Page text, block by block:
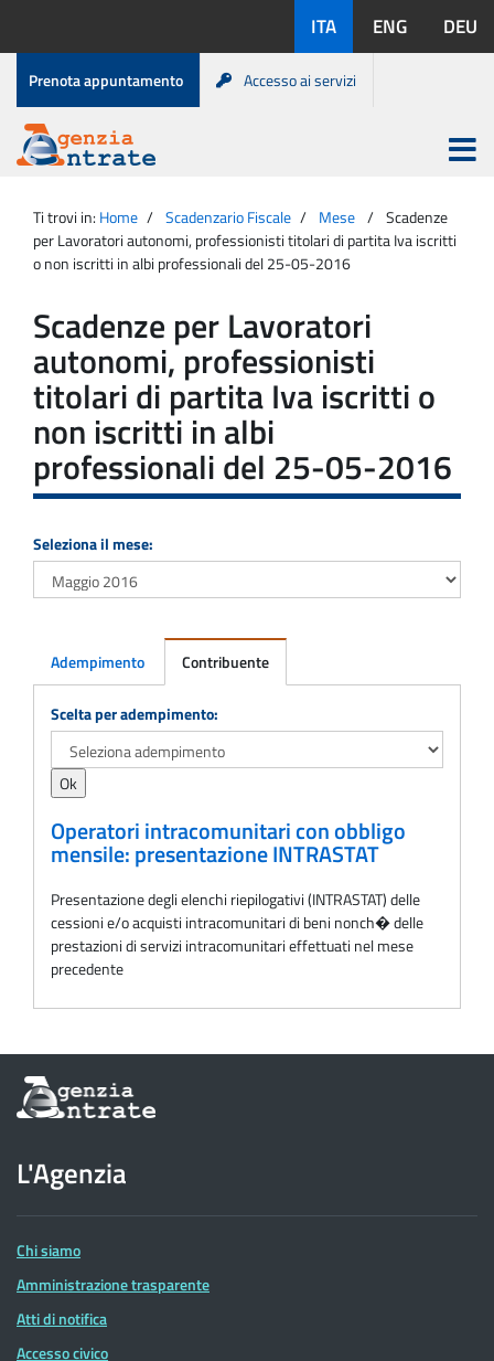
contenuto
disponibili:
ITA ENG DEU
Menu
di
servizio
Prenota appuntamento Accesso ai servizi
Agenzia
Entrate
Apri
menu
principale
Ti trovi in: Home Scadenzario Fiscale Mese
Scadenze
per Lavoratori autonomi, professionisti titolari di partita Iva iscritti
o non iscritti in albi professionali del 25-05-2016
Scadenze per Lavoratori
autonomi, professionisti
titolari di partita Iva iscritti o
non iscritti in albi
professionali del 25-05-2016
Seleziona il mese:
Adempimento Contribuente
Adempimento
Scelta per adempimento:
Operatori intracomunitari con obbligo
mensile: presentazione INTRASTAT
Presentazione degli elenchi riepilogativi (INTRASTAT) delle
cessioni e/o acquisti intracomunitari di beni nonch� delle
prestazioni di servizi intracomunitari effettuati nel mese
precedente
Informazioni
sul
dell'Agenzia
delle
Entrate
L'Agenzia
Chi siamo
Amministrazione trasparente
Atti di notifica
Accesso civico